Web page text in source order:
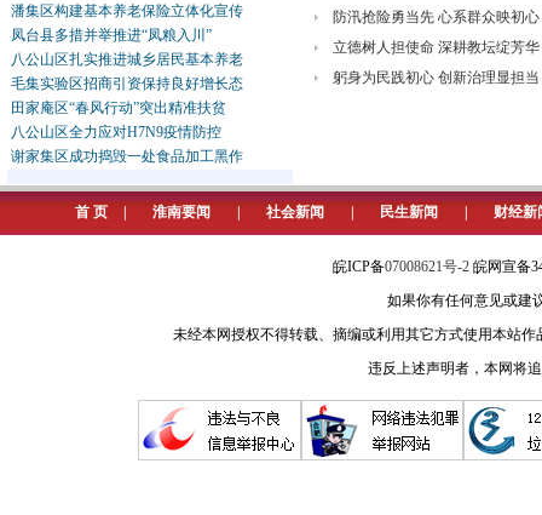
潘集区构建基本养老保险立体化宣传
凤台县多措并举推进“凤粮入川”
八公山区扎实推进城乡居民基本养老
毛集实验区招商引资保持良好增长态
田家庵区“春风行动”突出精准扶贫
八公山区全力应对H7N9疫情防控
谢家集区成功捣毁一处食品加工黑作
防汛抢险勇当先 心系群众映初心
立德树人担使命 深耕教坛绽芳华
躬身为民践初心 创新治理显担当
首 页 淮南要闻 社会新闻 民生新闻 财经新
皖ICP备07008621号-2 皖网宣备
如果你有任何意见或建
未经本网授权不得转载、摘编或利用其它方式使用本站
违反上述声明者，本网将